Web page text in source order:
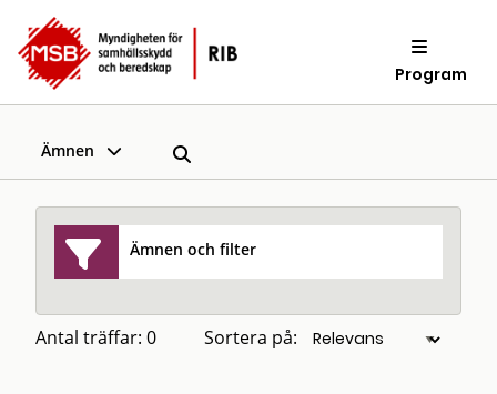
Program
Ämnen
Ämnen och filter
Antal träffar: 0 Sortera på: